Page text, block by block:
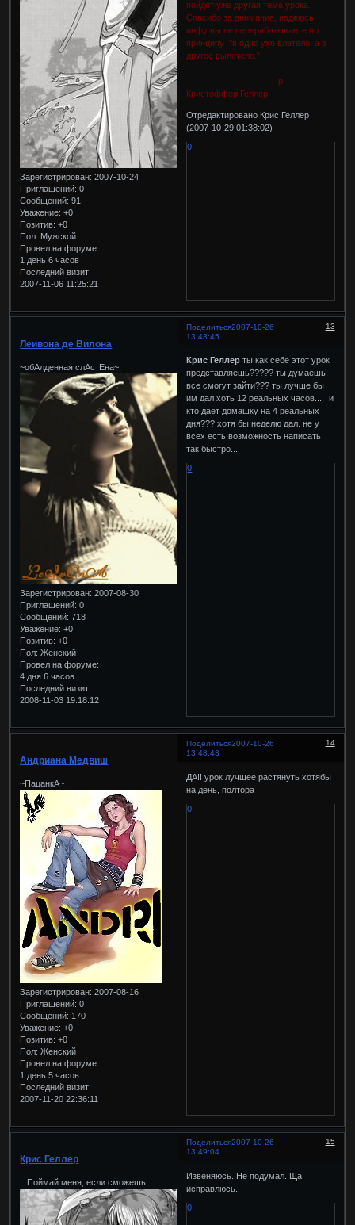
Зарегистрирован: 2007-10-24
Приглашений: 0
Сообщений: 91
Уважение: +0
Позитив: +0
Пол: Мужской
Провел на форуме:
1 день 6 часов
Последний визит:
2007-11-06 11:25:21
пойдёт уже другая тема урока.
Спасибо за внимание, надеюсь
инфу вы не перерабатываете по
принципу "в одно ухо влетело, а в
другое вылетело."
Пр.
Кристоффер Геллер
Отредактировано Крис Геллер
(2007-10-29 01:38:02)
0
Поделиться 13
2007-10-26
13:43:45
Леивона де Вилона
~обАлденная слАстЕна~
Зарегистрирован: 2007-08-30
Приглашений: 0
Сообщений: 718
Уважение: +0
Позитив: +0
Пол: Женский
Провел на форуме:
4 дня 6 часов
Последний визит:
2008-11-03 19:18:12
Крис Геллер ты как себе этот урок
представляешь????? ты думаешь
все смогут зайти??? ты лучше бы
им дал хоть 12 реальных часов.... и
кто дает домашку на 4 реальных
дня??? хотя бы неделю дал. не у
всех есть возможность написать
так быстро...
0
Поделиться 14
2007-10-26
13:48:43
Андриана Медвиш
~ПацанкА~
Зарегистрирован: 2007-08-16
Приглашений: 0
Сообщений: 170
Уважение: +0
Позитив: +0
Пол: Женский
Провел на форуме:
1 день 5 часов
Последний визит:
2007-11-20 22:36:11
ДА!! урок лучшее растянуть хотябы
на день, полтора
0
Поделиться 15
2007-10-26
13:49:04
Крис Геллер
::.Поймай меня, если сможешь.:::
Извеняюсь. Не подумал. Ща
исправлюсь.
0